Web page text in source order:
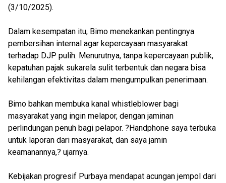
(3/10/2025).
Dalam kesempatan itu, Bimo menekankan pentingnya
pembersihan internal agar kepercayaan masyarakat
terhadap DJP pulih. Menurutnya, tanpa kepercayaan publik,
kepatuhan pajak sukarela sulit terbentuk dan negara bisa
kehilangan efektivitas dalam mengumpulkan penerimaan.
Bimo bahkan membuka kanal whistleblower bagi
masyarakat yang ingin melapor, dengan jaminan
perlindungan penuh bagi pelapor. ?Handphone saya terbuka
untuk laporan dari masyarakat, dan saya jamin
keamanannya,? ujarnya.
Kebijakan progresif Purbaya mendapat acungan jempol dari